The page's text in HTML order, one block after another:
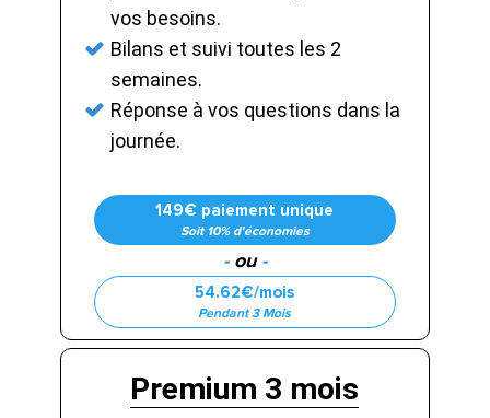
vos besoins.
Bilans et suivi toutes les 2
semaines.
Réponse à vos questions dans la
journée.
149€ paiement unique
Soit 10% d'économies
-ou-
54.62€/mois
Pendant 3 Mois
Premium 3 mois